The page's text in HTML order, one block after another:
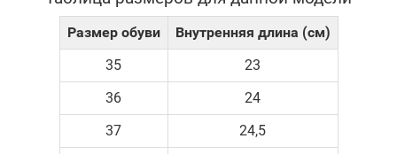
Размер обуви
Внутренняя длина (см)
35
23
36
24
37
24,5